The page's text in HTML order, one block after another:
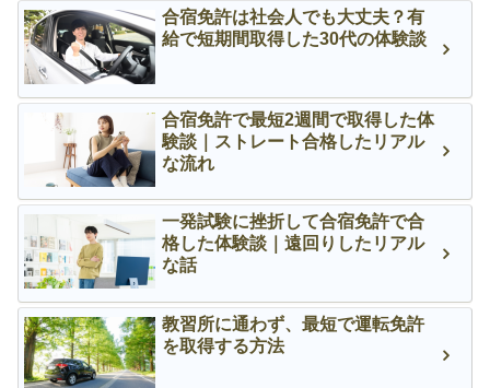
合宿免許は社会人でも大丈夫？有
給で短期間取得した30代の体験談
合宿免許で最短2週間で取得した体
験談｜ストレート合格したリアル
な流れ
一発試験に挫折して合宿免許で合
格した体験談｜遠回りしたリアル
な話
教習所に通わず、最短で運転免許
を取得する方法